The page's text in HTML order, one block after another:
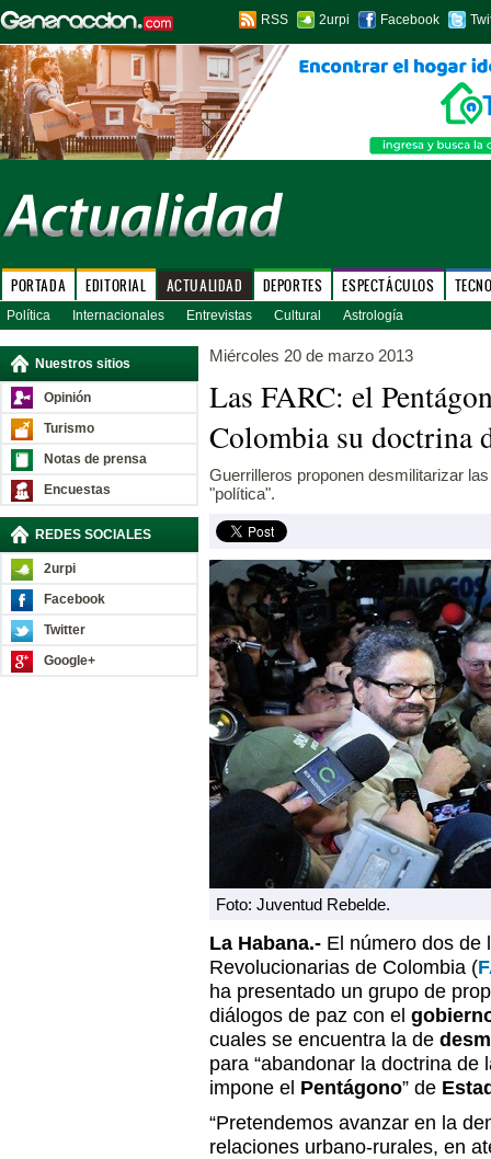
RSS 2urpi Facebook
PORTADA EDITORIAL ACTUALIDAD DEPORTES ESPECTÁCULOS
Política Internacionales Entrevistas Cultural Astrología
Nuestros sitios
Opinión
Turismo
Notas de prensa
Encuestas
REDES SOCIALES
2urpi
Facebook
Twitter
Google+
Miércoles 20 de marzo 2013
Las FARC: el
Colombia su doctrina
Guerrilleros proponen desmilitarizar
"política".
Foto: Juventud Rebelde.
La Habana.- El número dos de
Revolucionarias de Colombia (
ha presentado un grupo de
diálogos de paz con el
cuales se encuentra la de
para “abandonar la doctrina de
impone el Pentágono” de
“Pretendemos avanzar en la
relaciones urbano-rurales, en